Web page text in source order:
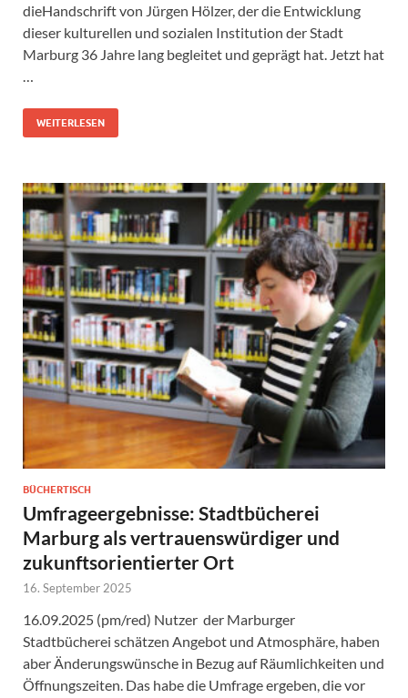
dieHandschrift von Jürgen Hölzer, der die Entwicklung
dieser kulturellen und sozialen Institution der Stadt
Marburg 36 Jahre lang begleitet und geprägt hat. Jetzt hat
WEITERLESEN
BÜCHERTISCH
Umfrageergebnisse: Stadtbücherei
Marburg als vertrauenswürdiger und
zukunftsorientierter Ort
16. September 2025
16.09.2025 (pm/red) Nutzer der Marburger
Stadtbücherei schätzen Angebot und Atmosphäre, haben
aber Änderungswünsche in Bezug auf Räumlichkeiten und
Öffnungszeiten. Das habe die Umfrage ergeben, die vor